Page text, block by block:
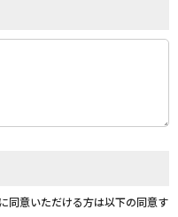
同意いただける方は以下の同意す